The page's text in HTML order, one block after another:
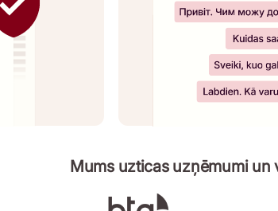
Mums uzticas uzņēmumi un